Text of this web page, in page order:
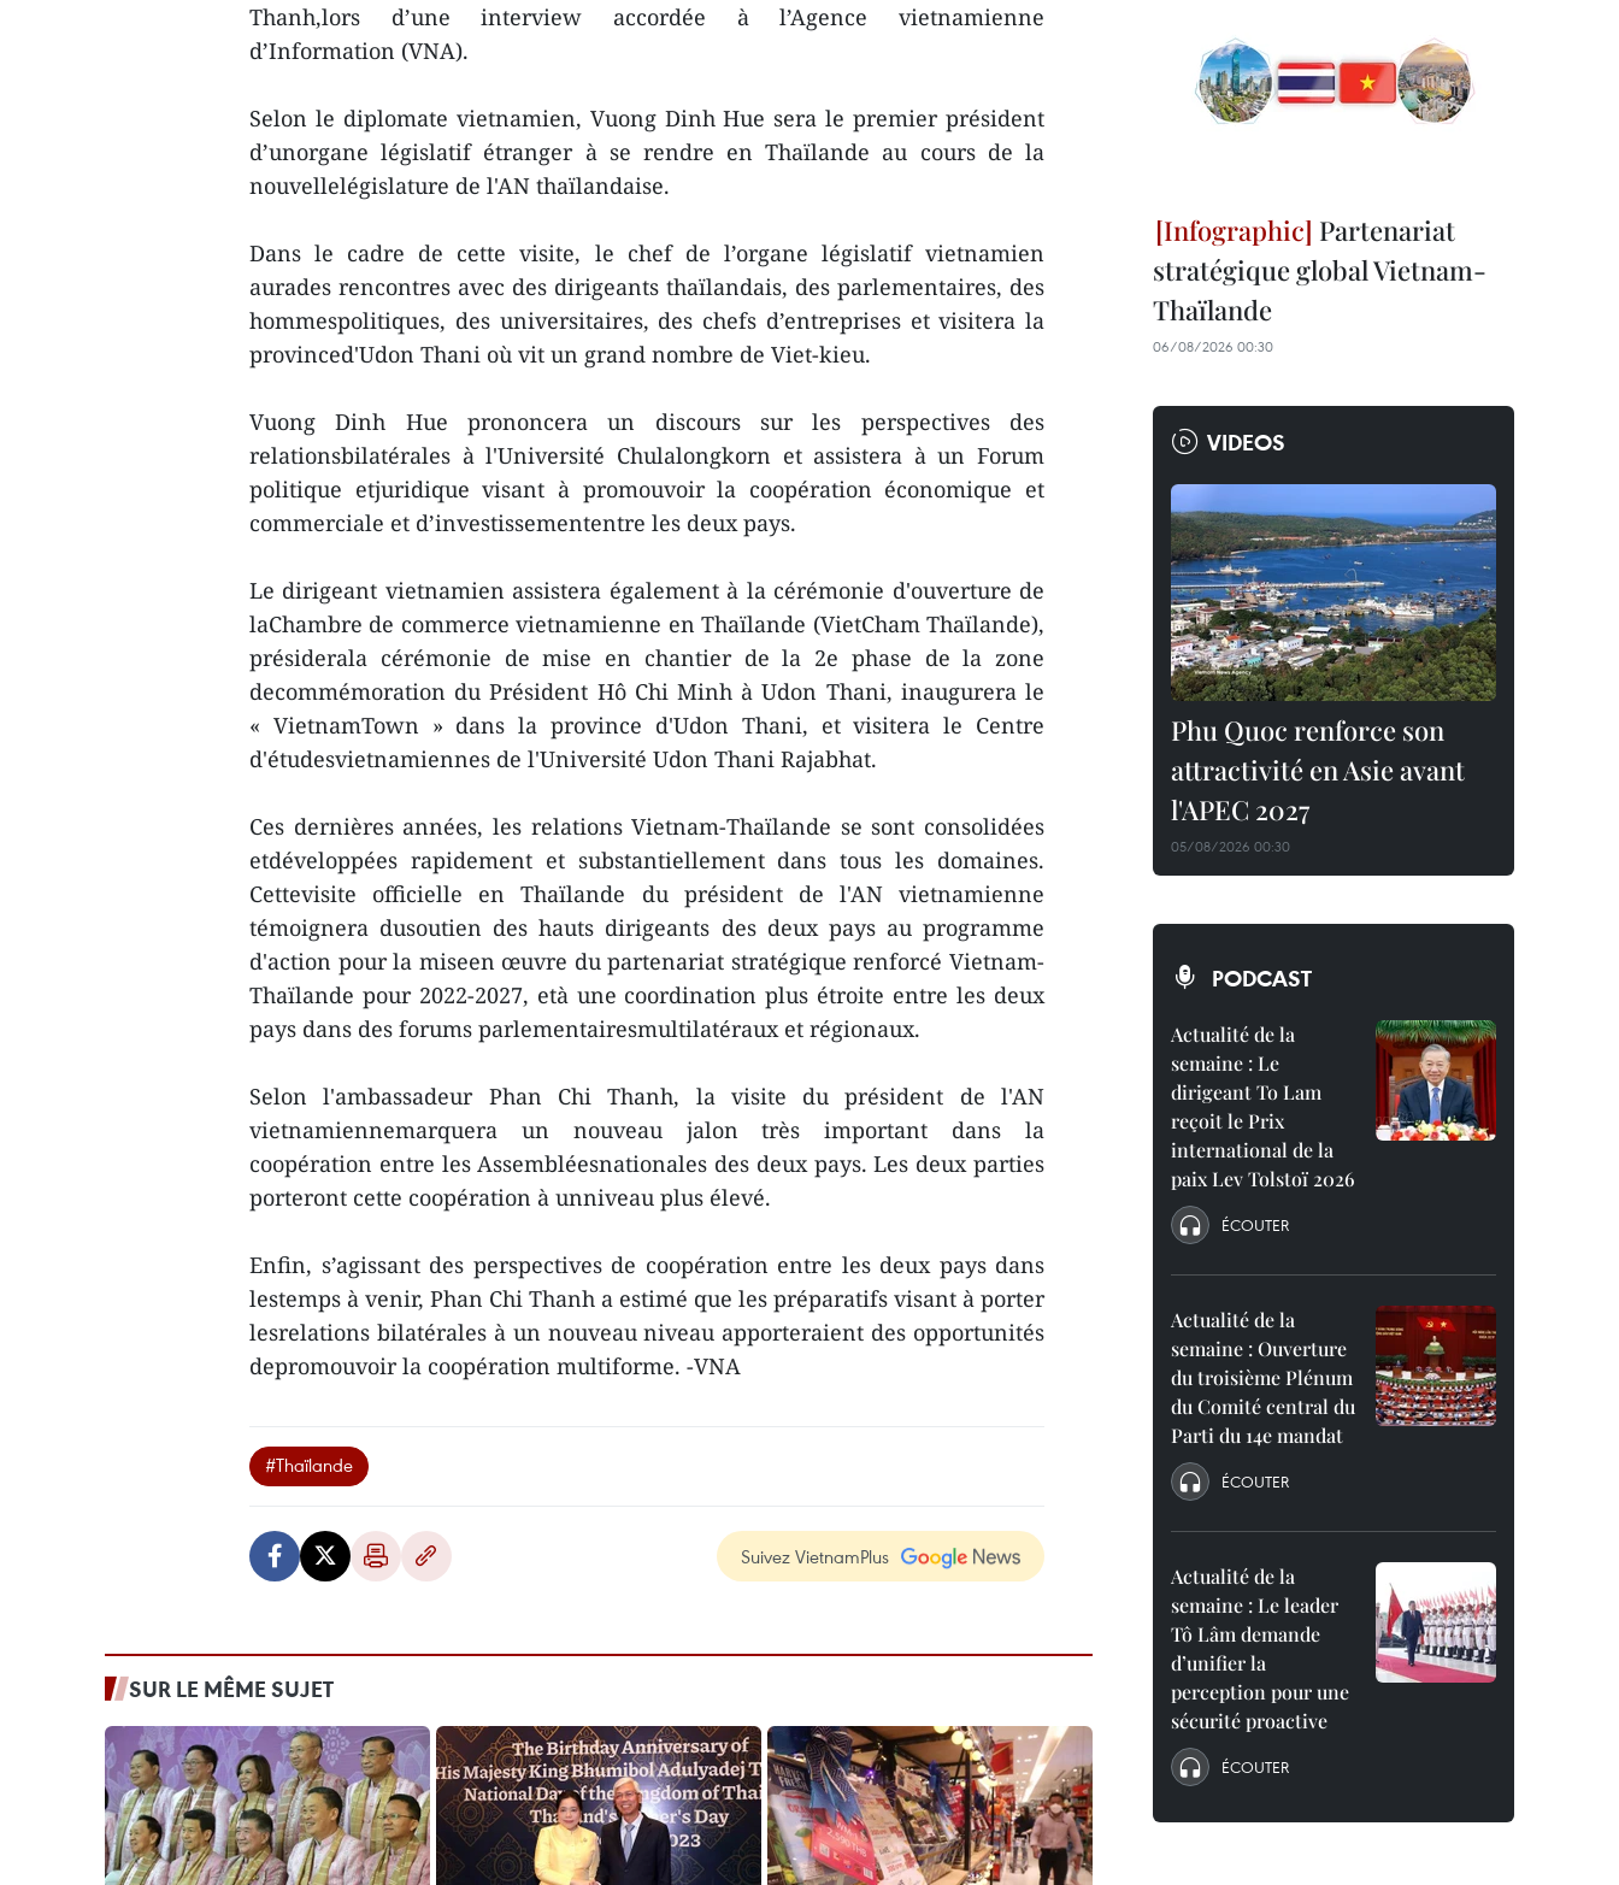
Thanh,lors d’une interview accordée à l’Agence vietnamienne
d’Information (VNA).
Selon le diplomate vietnamien, Vuong Dinh Hue sera le premier président
d’unorgane législatif étranger à se rendre en Thaïlande au cours de la
nouvellelégislature de l'AN thaïlandaise.
Dans le cadre de cette visite, le chef de l’organe législatif vietnamien
aurades rencontres avec des dirigeants thaïlandais, des parlementaires, des
hommespolitiques, des universitaires, des chefs d’entreprises et visitera la
provinced'Udon Thani où vit un grand nombre de Viet-kieu.
Vuong Dinh Hue prononcera un discours sur les perspectives des
relationsbilatérales à l'Université Chulalongkorn et assistera à un Forum
politique etjuridique visant à promouvoir la coopération économique et
commerciale et d’investissemententre les deux pays.
Le dirigeant vietnamien assistera également à la cérémonie d'ouverture de
laChambre de commerce vietnamienne en Thaïlande (VietCham Thaïlande),
présiderala cérémonie de mise en chantier de la 2e phase de la zone
decommémoration du Président Hô Chi Minh à Udon Thani, inaugurera le
« VietnamTown » dans la province d'Udon Thani, et visitera le Centre
d'étudesvietnamiennes de l'Université Udon Thani Rajabhat.
Ces dernières années, les relations Vietnam-Thaïlande se sont consolidées
etdéveloppées rapidement et substantiellement dans tous les domaines.
Cettevisite officielle en Thaïlande du président de l'AN vietnamienne
témoignera dusoutien des hauts dirigeants des deux pays au programme
d'action pour la miseen œuvre du partenariat stratégique renforcé Vietnam-
Thaïlande pour 2022-2027, età une coordination plus étroite entre les deux
pays dans des forums parlementairesmultilatéraux et régionaux.
Selon l'ambassadeur Phan Chi Thanh, la visite du président de l'AN
vietnamiennemarquera un nouveau jalon très important dans la
coopération entre les Assembléesnationales des deux pays. Les deux parties
porteront cette coopération à unniveau plus élevé.
Enfin, s’agissant des perspectives de coopération entre les deux pays dans
lestemps à venir, Phan Chi Thanh a estimé que les préparatifs visant à porter
lesrelations bilatérales à un nouveau niveau apporteraient des opportunités
depromouvoir la coopération multiforme. -VNA
#Thaïlande
Suivez VietnamPlus
SUR LE MÊME SUJET
Partenariat
stratégique global Vietnam-
Thaïlande
06/08/2026 00:30
VIDEOS
Phu Quoc renforce son
attractivité en Asie avant
l'APEC 2027
05/08/2026 00:30
PODCAST
Actualité de la
semaine : Le
dirigeant To Lam
reçoit le Prix
international de la
paix Lev Tolstoï 2026
ÉCOUTER
Actualité de la
semaine : Ouverture
du troisième Plénum
du Comité central du
Parti du 14e mandat
ÉCOUTER
Actualité de la
semaine : Le leader
Tô Lâm demande
d’unifier la
perception pour une
sécurité proactive
ÉCOUTER